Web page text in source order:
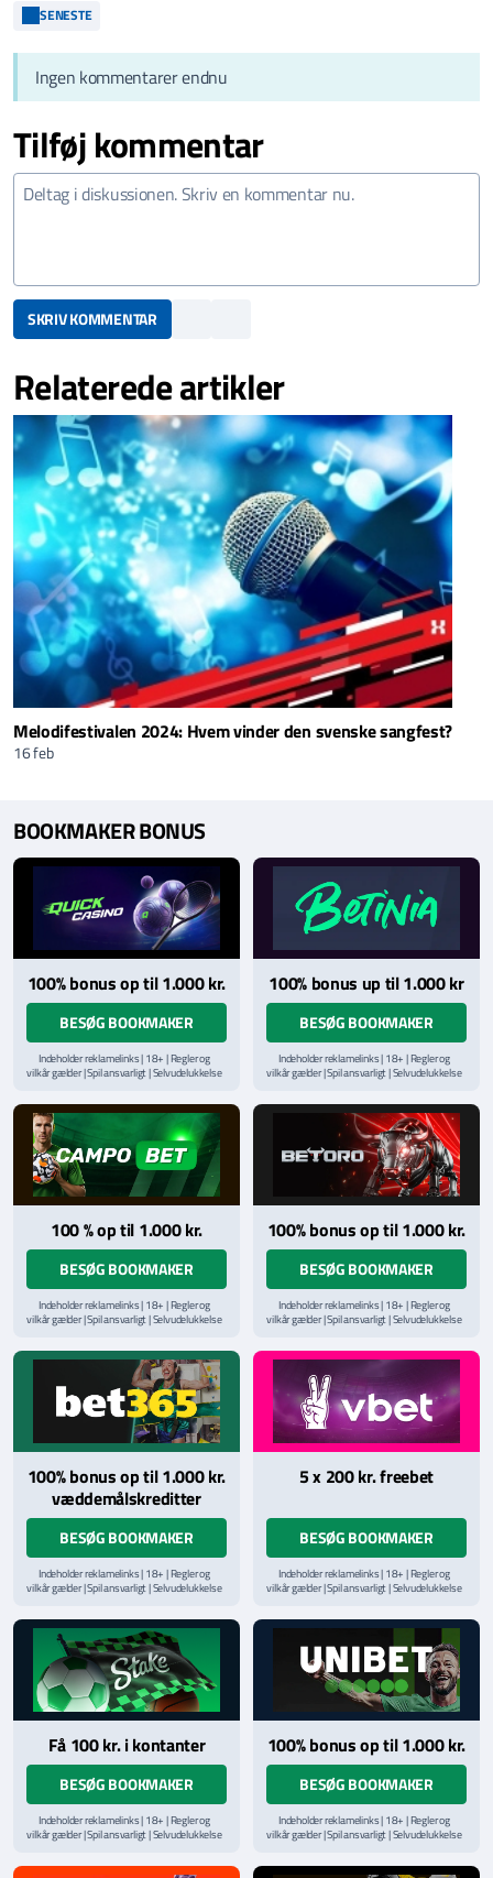
SENESTE
Ingen kommentarer endnu
Tilføj kommentar
SKRIV KOMMENTAR
Relaterede artikler
Melodifestivalen 2024: Hvem vinder den svenske sangfest?
16 feb
BOOKMAKER BONUS
100% bonus op til 1.000 kr.
BESØG BOOKMAKER
Indeholder reklamelinks | 18+ | Regler og
vilkår gælder | Spil ansvarligt | Selvudelukkelse
hjælpelinje påStopSpillet.dk
Læs vilkår og betingelserher
100% bonus up til 1.000 kr
BESØG BOOKMAKER
Indeholder reklamelinks | 18+ | Regler og
vilkår gælder | Spil ansvarligt | Selvudelukkelse
hjælpelinje påStopSpillet.dk
Læs vilkår og betingelserher
100 % op til 1.000 kr.
BESØG BOOKMAKER
Indeholder reklamelinks | 18+ | Regler og
vilkår gælder | Spil ansvarligt | Selvudelukkelse
hjælpelinje påStopSpillet.dk
Læs vilkår og betingelserher
100% bonus op til 1.000 kr.
BESØG BOOKMAKER
Indeholder reklamelinks | 18+ | Regler og
vilkår gælder | Spil ansvarligt | Selvudelukkelse
hjælpelinje påStopSpillet.dk
Læs vilkår og betingelserher
100% bonus op til 1.000 kr.
væddemålskreditter
BESØG BOOKMAKER
Indeholder reklamelinks | 18+ | Regler og
vilkår gælder | Spil ansvarligt | Selvudelukkelse
hjælpelinje påStopSpillet.dk
5 x 200 kr. freebet
BESØG BOOKMAKER
Indeholder reklamelinks | 18+ | Regler og
vilkår gælder | Spil ansvarligt | Selvudelukkelse
hjælpelinje påStopSpillet.dk
Læs vilkår og betingelserher
Få 100 kr. i kontanter
BESØG BOOKMAKER
Indeholder reklamelinks | 18+ | Regler og
vilkår gælder | Spil ansvarligt | Selvudelukkelse
hjælpelinje påStopSpillet.dk
100% bonus op til 1.000 kr.
BESØG BOOKMAKER
Indeholder reklamelinks | 18+ | Regler og
vilkår gælder | Spil ansvarligt | Selvudelukkelse
hjælpelinje påStopSpillet.dk